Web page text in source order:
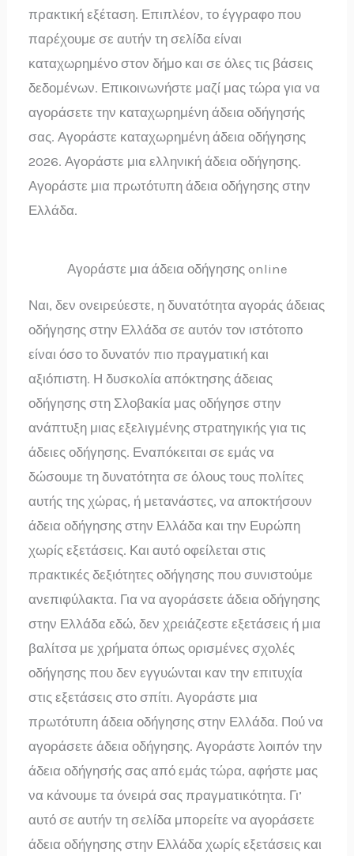
πρακτική εξέταση. Επιπλέον, το έγγραφο που
παρέχουμε σε αυτήν τη σελίδα είναι
καταχωρημένο στον δήμο και σε όλες τις βάσεις
δεδομένων. Επικοινωνήστε μαζί μας τώρα για να
αγοράσετε την καταχωρημένη άδεια οδήγησής
σας. Αγοράστε καταχωρημένη άδεια οδήγησης
2026. Αγοράστε μια ελληνική άδεια οδήγησης.
Αγοράστε μια πρωτότυπη άδεια οδήγησης στην
Ελλάδα.
Αγοράστε μια άδεια οδήγησης online
Ναι, δεν ονειρεύεστε, η δυνατότητα αγοράς άδειας
οδήγησης στην Ελλάδα σε αυτόν τον ιστότοπο
είναι όσο το δυνατόν πιο πραγματική και
αξιόπιστη. Η δυσκολία απόκτησης άδειας
οδήγησης στη Σλοβακία μας οδήγησε στην
ανάπτυξη μιας εξελιγμένης στρατηγικής για τις
άδειες οδήγησης. Εναπόκειται σε εμάς να
δώσουμε τη δυνατότητα σε όλους τους πολίτες
αυτής της χώρας, ή μετανάστες, να αποκτήσουν
άδεια οδήγησης στην Ελλάδα και την Ευρώπη
χωρίς εξετάσεις. Και αυτό οφείλεται στις
πρακτικές δεξιότητες οδήγησης που συνιστούμε
ανεπιφύλακτα. Για να αγοράσετε άδεια οδήγησης
στην Ελλάδα εδώ, δεν χρειάζεστε εξετάσεις ή μια
βαλίτσα με χρήματα όπως ορισμένες σχολές
οδήγησης που δεν εγγυώνται καν την επιτυχία
στις εξετάσεις στο σπίτι. Αγοράστε μια
πρωτότυπη άδεια οδήγησης στην Ελλάδα. Πού να
αγοράσετε άδεια οδήγησης. Αγοράστε λοιπόν την
άδεια οδήγησής σας από εμάς τώρα, αφήστε μας
να κάνουμε τα όνειρά σας πραγματικότητα. Γι’
αυτό σε αυτήν τη σελίδα μπορείτε να αγοράσετε
άδεια οδήγησης στην Ελλάδα χωρίς εξετάσεις και